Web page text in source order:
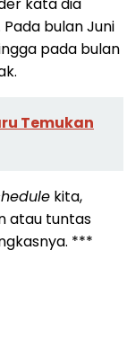
bulan Juni
pada bulan
Temukan
kita,
atau tuntas
***